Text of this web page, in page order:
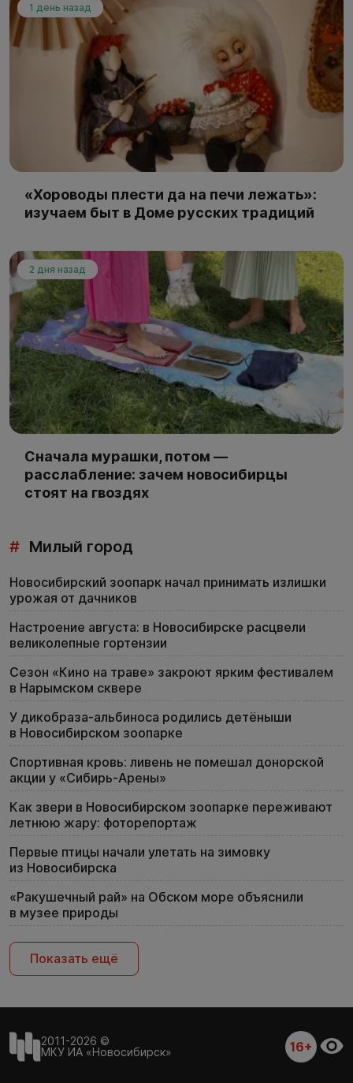
1 день назад
«Хороводы плести да на печи лежать»:
изучаем быт в Доме русских традиций
2 дня назад
Сначала мурашки, потом —
расслабление: зачем новосибирцы
стоят на гвоздях
# Милый город
Новосибирский зоопарк начал принимать излишки
урожая от дачников
Настроение августа: в Новосибирске расцвели
великолепные гортензии
Сезон «Кино на траве» закроют ярким фестивалем
в Нарымском сквере
У дикобраза-альбиноса родились детёныши
в Новосибирском зоопарке
Спортивная кровь: ливень не помешал донорской
акции у «Сибирь-Арены»
Как звери в Новосибирском зоопарке переживают
летнюю жару: фоторепортаж
Первые птицы начали улетать на зимовку
из Новосибирска
«Ракушечный рай» на Обском море объяснили
в музее природы
Показать ещё
2011-2026 ©
МКУ ИА «Новосибирск»
16+